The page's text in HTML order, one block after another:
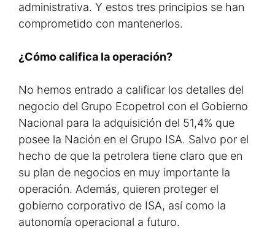
administrativa. Y estos tres principios se han
comprometido con mantenerlos.
¿Cómo califica la operación?
No hemos entrado a calificar los detalles del
negocio del Grupo Ecopetrol con el Gobierno
Nacional para la adquisición del 51,4% que
posee la Nación en el Grupo ISA. Salvo por el
hecho de que la petrolera tiene claro que en
su plan de negocios en muy importante la
operación. Además, quieren proteger el
gobierno corporativo de ISA, así como la
autonomía operacional a futuro.